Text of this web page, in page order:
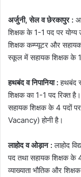
अर्जुनी, सेल व छेरकापुर :
शिक्षक के 1-1 पद पर योग्य
शिक्षक कम्प्यूटर और
स्कूल में सहायक शिक्षक के
हथबंद व निपानिया :हथबंद
शिक्षक का 1-1 पद रिक्त
सहायक शिक्षक के 4 पदों
Vacancy) होनी है।
लाहोद व ओड़ान :लाहोद
पद तथा सहायक शिक्षक के
व्याख्याता भौतिक और